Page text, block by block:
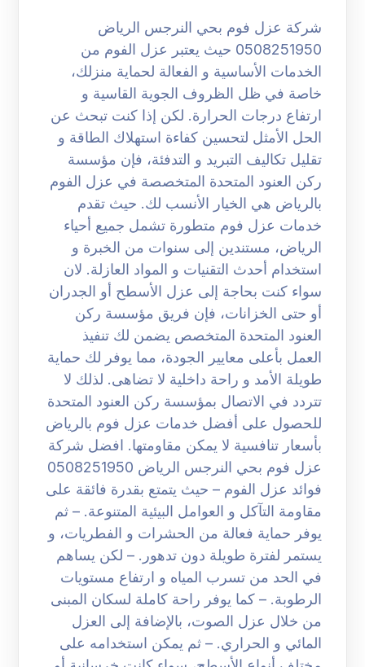
شركة عزل فوم بحي النرجس الرياض
0508251950 حيث يعتبر عزل الفوم من
الخدمات الأساسية و الفعالة لحماية منزلك،
خاصة في ظل الظروف الجوية القاسية و
ارتفاع درجات الحرارة. لكن إذا كنت تبحث عن
الحل الأمثل لتحسين كفاءة استهلاك الطاقة و
تقليل تكاليف التبريد و التدفئة، فإن مؤسسة
ركن العنود المتحدة المتخصصة في عزل الفوم
بالرياض هي الخيار الأنسب لك. حيث تقدم
خدمات عزل فوم متطورة تشمل جميع أحياء
الرياض، مستندين إلى سنوات من الخبرة و
استخدام أحدث التقنيات و المواد العازلة. لان
سواء كنت بحاجة إلى عزل الأسطح أو الجدران
أو حتى الخزانات، فإن فريق مؤسسة ركن
العنود المتحدة المتخصص يضمن لك تنفيذ
العمل بأعلى معايير الجودة، مما يوفر لك حماية
طويلة الأمد و راحة داخلية لا تضاهى. لذلك لا
تتردد في الاتصال بمؤسسة ركن العنود المتحدة
للحصول على أفضل خدمات عزل فوم بالرياض
بأسعار تنافسية لا يمكن مقاومتها. افضل شركة
عزل فوم بحي النرجس الرياض 0508251950
فوائد عزل الفوم – حيث يتمتع بقدرة فائقة على
مقاومة التآكل و العوامل البيئية المتنوعة. – ثم
يوفر حماية فعالة من الحشرات و الفطريات، و
يستمر لفترة طويلة دون تدهور. – لكن يساهم
في الحد من تسرب المياه و ارتفاع مستويات
الرطوبة. – كما يوفر راحة كاملة لسكان المبنى
من خلال عزل الصوت، بالإضافة إلى العزل
المائي و الحراري. – ثم يمكن استخدامه على